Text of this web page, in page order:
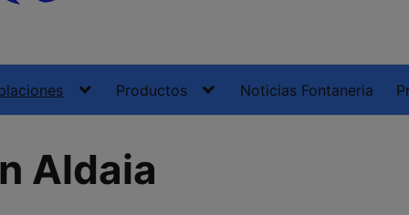
Productos Noticias Fontaneria
Aldaia